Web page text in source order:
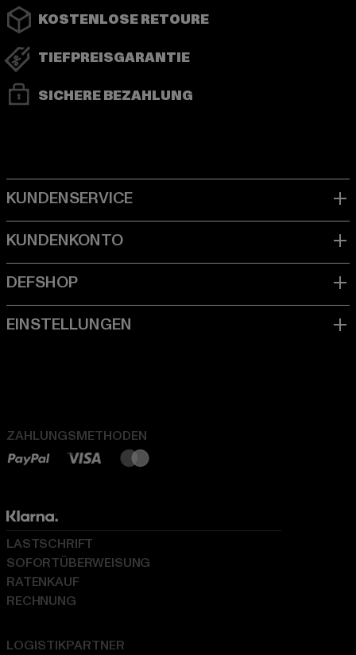
KOSTENLOSE RETOURE
TIEFPREISGARANTIE
SICHERE BEZAHLUNG
ZAHLUNGSMETHODEN
LOGISTIKPARTNER
LASTSCHRIFT
SOFORTÜBERWEISUNG
RATENKAUF
RECHNUNG